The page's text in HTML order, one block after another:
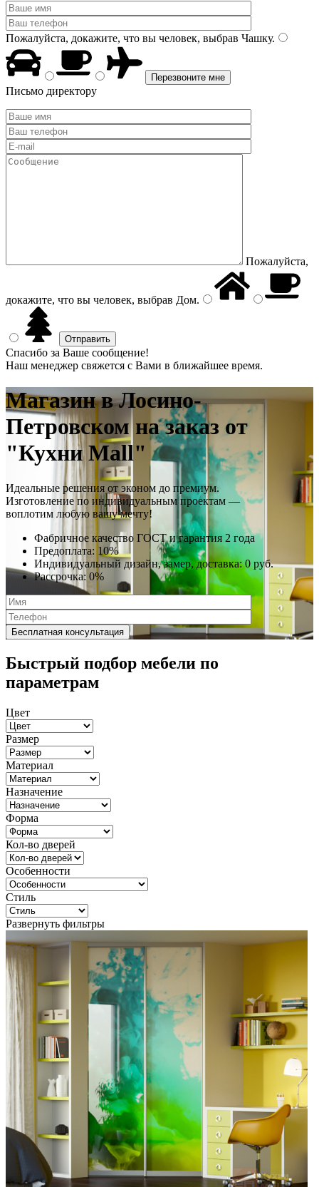
Пожалуйста, докажите, что вы человек, выбрав Чашку.
Письмо директору
Пожалуйста,
докажите, что вы человек, выбрав Дом.
Спасибо за Ваше сообщение!
Наш менеджер свяжется с Вами в ближайшее время.
Магазинв Лосино-
Петровском на заказ от
"Кухни Mall"
Идеальные решения от эконом до премиум.
Изготовление по индивидуальным проектам —
воплотим любую вашу мечту!
Фабричное качество ГОСТигарантия 2 года
Предоплата: 10%
Индивидуальный дизайн, замер, доставка:0 руб.
Рассрочка: 0%
Быстрый подбор мебели по
параметрам
Цвет
Размер
Материал
Назначение
Форма
Кол-во дверей
Особенности
Стиль
Развернуть фильтры